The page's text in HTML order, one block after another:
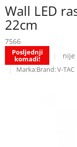
Wall LED
22cm
7566
Posljednji
komadi!
The
nije
Brand:V-TAC